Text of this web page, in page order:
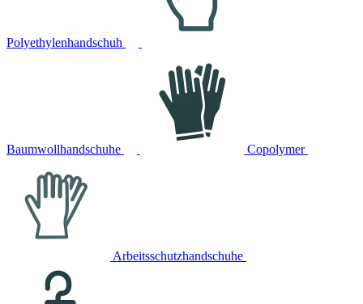
Polyethylenhandschuh
Baumwollhandschuhe Copolymer
Arbeitsschutzhandschuhe